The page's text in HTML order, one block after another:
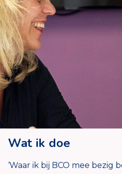
Wat ik doe
‘Waar ik bij BCO mee bezig